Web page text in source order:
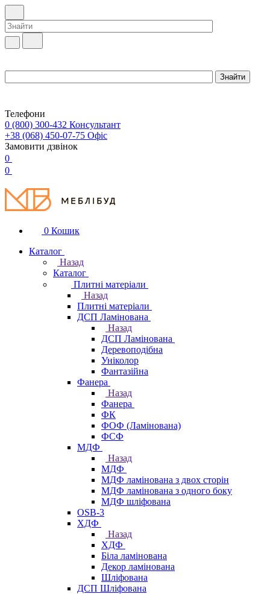
Телефони
0 (800) 300-432 Консультант
+38 (068) 450-07-75 Офіс
Замовити дзвінок
0
0
0 Кошик
Каталог
Назад
Каталог
Плитні матеріали
Назад
Плитні матеріали
ДСП Ламінована
Назад
ДСП Ламінована
Деревоподібна
Уніколор
Фантазійна
Фанера
Назад
Фанера
ФК
ФОФ (Ламінована)
ФСФ
МДФ
Назад
МДФ
МДФ ламінована з двох сторін
МДФ ламінована з одного боку
МДФ шліфована
OSB-3
ХДФ
Назад
ХДФ
Біла ламінована
Декор ламінована
Шліфована
ДСП Шліфована